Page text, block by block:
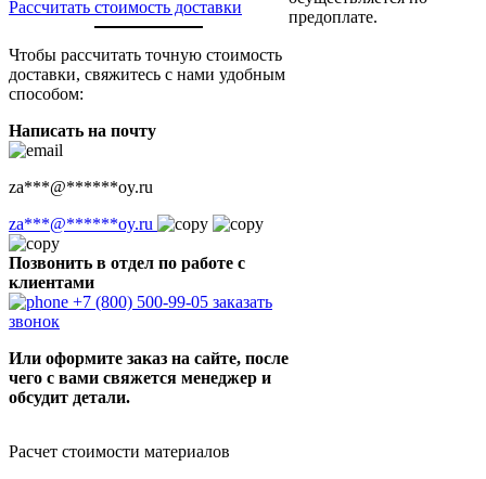
Рассчитать стоимость доставки
Чтобы рассчитать точную стоимость
доставки, свяжитесь с нами удобным
способом:
Написать на почту
za***@******oy.ru
za***@******oy.ru
Позвонить в отдел по работе с
клиентами
+7 (800) 500-99-05 заказать
звонок
Или оформите заказ на сайте, после
чего с вами свяжется менеджер и
обсудит детали.
предоплате.
Расчет стоимости материалов